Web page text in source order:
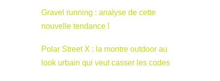
Gravel running : analyse de cette
nouvelle tendance !
Polar Street X : la montre outdoor au
look urbain qui veut casser les codes